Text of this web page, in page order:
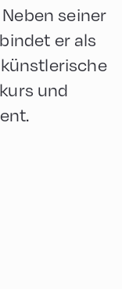
seiner
er als
und